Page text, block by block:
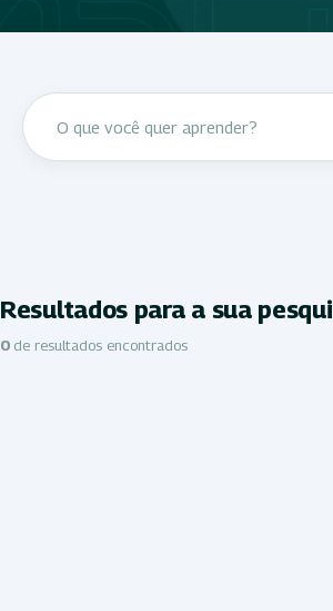
Resultados para a sua
0de resultados encontrados